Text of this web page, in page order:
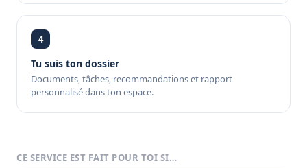
4
Tu suis ton dossier
Documents, tâches, recommandations et rapport
personnalisé dans ton espace.
CE SERVICE EST FAIT POUR TOI SI…